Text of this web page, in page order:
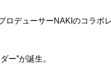
ロデューサーNAKIのコラボ
ー”が誕生。